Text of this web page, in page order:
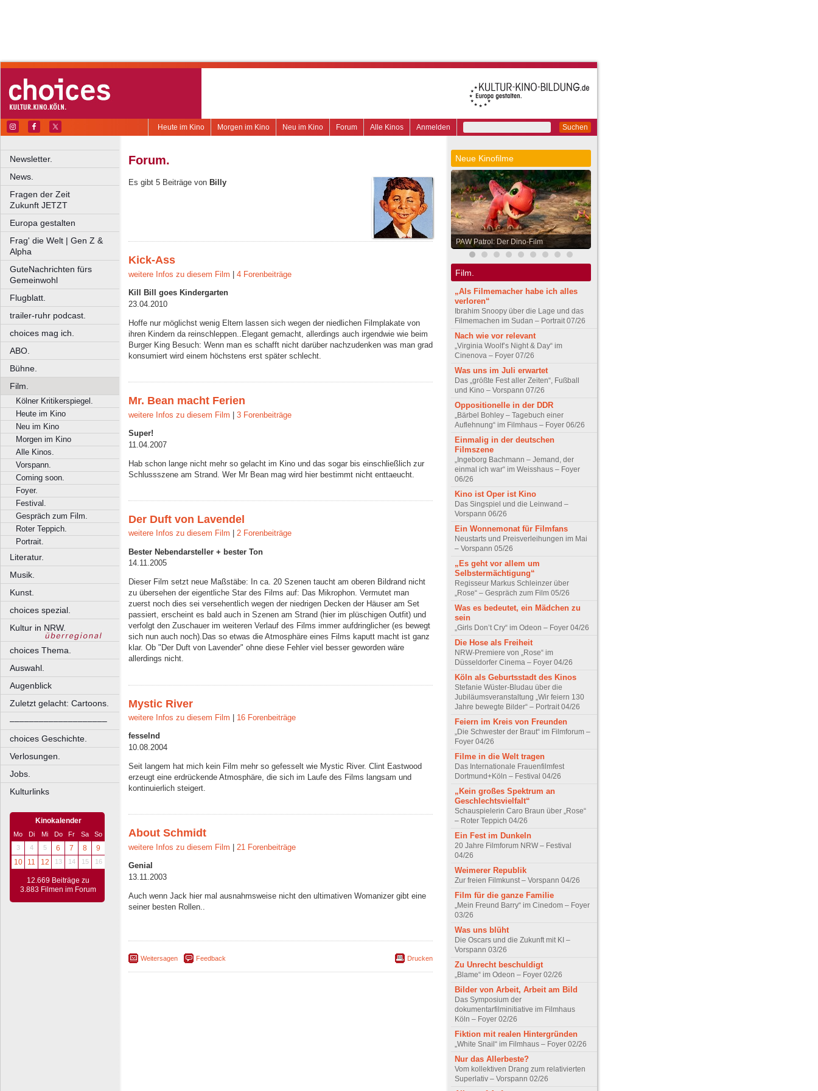
Suchen
Anmelden
Alle Kinos
Forum
Neu im Kino
Morgen im Kino
Heute im Kino
Newsletter.
News.
Fragen der Zeit
Zukunft JETZT
Europa gestalten
Frag' die Welt | Gen Z &
Alpha
GuteNachrichten fürs
Gemeinwohl
Flugblatt.
trailer-ruhr podcast.
choices mag ich.
ABO.
Bühne.
Film.
Kölner Kritikerspiegel.
Heute im Kino
Neu im Kino
Morgen im Kino
Alle Kinos.
Vorspann.
Coming soon.
Foyer.
Festival.
Gespräch zum Film.
Roter Teppich.
Portrait.
Literatur.
Musik.
Kunst.
choices spezial.
Kultur in NRW.
choices Thema.
Auswahl.
Augenblick
Zuletzt gelacht: Cartoons.
––––––––––––––––––––
choices Geschichte.
Verlosungen.
Jobs.
Kulturlinks
Kinokalender
Mo Di Mi Do Fr Sa
So
3
4 5 6 7 8
9
10
11 12 13 14 15 16
12.669 Beiträge zu
3.883 Filmen im Forum
Forum.
Es gibt 5 Beiträge von Billy
Kick-Ass
weitere Infos zu diesem Film 4 Forenbeiträge
Kill Bill goes Kindergarten
23.04.2010
Hoffe nur möglichst wenig Eltern lassen sich wegen der niedlichen Filmplakate von
ihren Kindern da reinschleppen..Elegant gemacht, allerdings auch irgendwie wie beim
Burger King Besuch: Wenn man es schafft nicht darüber nachzudenken was man grad
konsumiert wird einem höchstens erst später schlecht.
Mr. Bean macht Ferien
weitere Infos zu diesem Film | 3 Forenbeiträge
Super!
11.04.2007
Hab schon lange nicht mehr so gelacht im Kino und das sogar bis einschließlich zur
Schlussszene am Strand. Wer Mr Bean mag wird hier bestimmt nicht enttaeucht.
Der Duft von Lavendel
weitere Infos zu diesem Film 2 Forenbeiträge
Bester Nebendarsteller + bester Ton
14.11.2005
Dieser Film setzt neue Maßstäbe: In ca. 20 Szenen taucht am oberen Bildrand nicht
zu übersehen der eigentliche Star des Films auf: Das Mikrophon. Vermutet man
zuerst noch dies sei versehentlich wegen der niedrigen Decken der Häuser am Set
passiert, erscheint es bald auch in Szenen am Strand (hier im plüschigen Outfit) und
verfolgt den Zuschauer im weiteren Verlauf des Films immer aufdringlicher (es bewegt
sich nun auch noch).Das so etwas die Atmosphäre eines Films kaputt macht ist ganz
klar. Ob "Der Duft von Lavender" ohne diese Fehler viel besser geworden wäre
allerdings nicht.
Mystic River
weitere Infos zu diesem Film 16 Forenbeiträge
fesselnd
10.08.2004
Seit langem hat mich kein Film mehr so gefesselt wie Mystic River. Clint Eastwood
erzeugt eine erdrückende Atmosphäre, die sich im Laufe des Films langsam und
kontinuierlich steigert.
About Schmidt
weitere Infos zu diesem Film 21 Forenbeiträge
Genial
13.11.2003
Auch wenn Jack hier mal ausnahmsweise nicht den ultimativen Womanizer gibt eine
seiner besten Rollen..
Weitersagen Feedback Drucken
Neue Kinofilme
PAW Patrol: Der Dino-Film
Film.
„Als Filmemacher habe ich alles
verloren“
Ibrahim Snoopy über die Lage und das
Filmemachen im Sudan – Portrait 07/26
Nach wie vor relevant
„Virginia Woolf’s Night & Day“ im
Cinenova – Foyer 07/26
Was uns im Juli erwartet
Das „größte Fest aller Zeiten“, Fußball
und Kino – Vorspann 07/26
Oppositionelle in der DDR
„Bärbel Bohley – Tagebuch einer
Auflehnung“ im Filmhaus – Foyer 06/26
Einmalig in der deutschen
Filmszene
„Ingeborg Bachmann – Jemand, der
einmal ich war“ im Weisshaus – Foyer
06/26
Kino ist Oper ist Kino
Das Singspiel und die Leinwand –
Vorspann 06/26
Ein Wonnemonat für Filmfans
Neustarts und Preisverleihungen im Mai
– Vorspann 05/26
„Es geht vor allem um
Selbstermächtigung“
Regisseur Markus Schleinzer über
„Rose“ – Gespräch zum Film 05/26
Was es bedeutet, ein Mädchen zu
sein
„Girls Don’t Cry“ im Odeon – Foyer 04/26
Die Hose als Freiheit
NRW-Premiere von „Rose“ im
Düsseldorfer Cinema – Foyer 04/26
Köln als Geburtsstadt des Kinos
Stefanie Wüster-Bludau über die
Jubiläumsveranstaltung „Wir feiern 130
Jahre bewegte Bilder“ – Portrait 04/26
Feiern im Kreis von Freunden
„Die Schwester der Braut“ im Filmforum –
Foyer 04/26
Filme in die Welt tragen
Das Internationale Frauenfilmfest
Dortmund+Köln – Festival 04/26
„Kein großes Spektrum an
Geschlechtsvielfalt“
Schauspielerin Caro Braun über „Rose“
– Roter Teppich 04/26
Ein Fest im Dunkeln
20 Jahre Filmforum NRW – Festival
04/26
Weimerer Republik
Zur freien Filmkunst – Vorspann 04/26
Film für die ganze Familie
„Mein Freund Barry“ im Cinedom – Foyer
03/26
Was uns blüht
Die Oscars und die Zukunft mit KI –
Vorspann 03/26
Zu Unrecht beschuldigt
„Blame“ im Odeon – Foyer 02/26
Bilder von Arbeit, Arbeit am Bild
Das Symposium der
dokumentarfilminitiative im Filmhaus
Köln – Foyer 02/26
Fiktion mit realen Hintergründen
„White Snail“ im Filmhaus – Foyer 02/26
Nur das Allerbeste?
Vom kollektiven Drang zum relativierten
Superlativ – Vorspann 02/26